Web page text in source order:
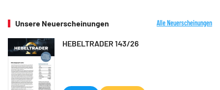
Unsere Neuerscheinungen Alle Neuerscheinungen
HEBELTRADER 143/26